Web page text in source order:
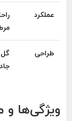
عملکرد
طراحی
ویژگی‌ها و